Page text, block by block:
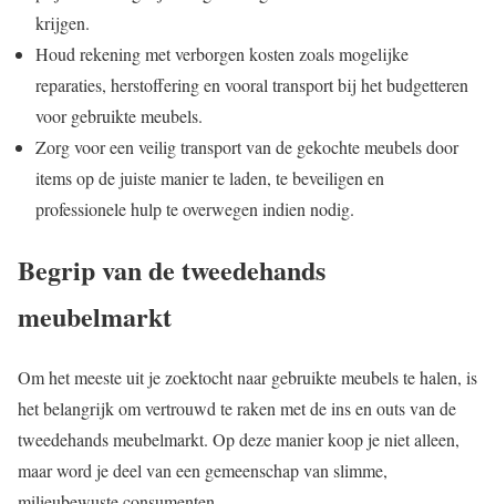
krijgen.
Houd rekening met verborgen kosten zoals mogelijke
reparaties, herstoffering en vooral transport bij het budgetteren
voor gebruikte meubels.
Zorg voor een veilig transport van de gekochte meubels door
items op de juiste manier te laden, te beveiligen en
professionele hulp te overwegen indien nodig.
Begrip van de tweedehands
meubelmarkt
Om het meeste uit je zoektocht naar gebruikte meubels te halen, is
het belangrijk om vertrouwd te raken met de ins en outs van de
tweedehands meubelmarkt. Op deze manier koop je niet alleen,
maar word je deel van een gemeenschap van slimme,